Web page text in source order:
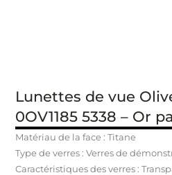
Lunettes de vue
0OV1185 5338 – Or
Matériau de la face : Titane
Type de verres : Verres de
Caractéristiques des verres :